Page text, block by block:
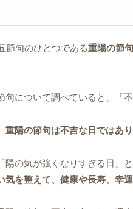
節句のひとつである重陽の節
句について調べていると、「
重陽の節句は不吉な日ではあり
陽の気が強くなりすぎる日」
気を整えて、健康や長寿、幸